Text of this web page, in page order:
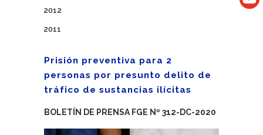
2012
2011
Prisión preventiva para 2
personas por presunto delito de
tráfico de sustancias ilícitas
BOLETÍN DE PRENSA FGE Nº 312-DC-2020